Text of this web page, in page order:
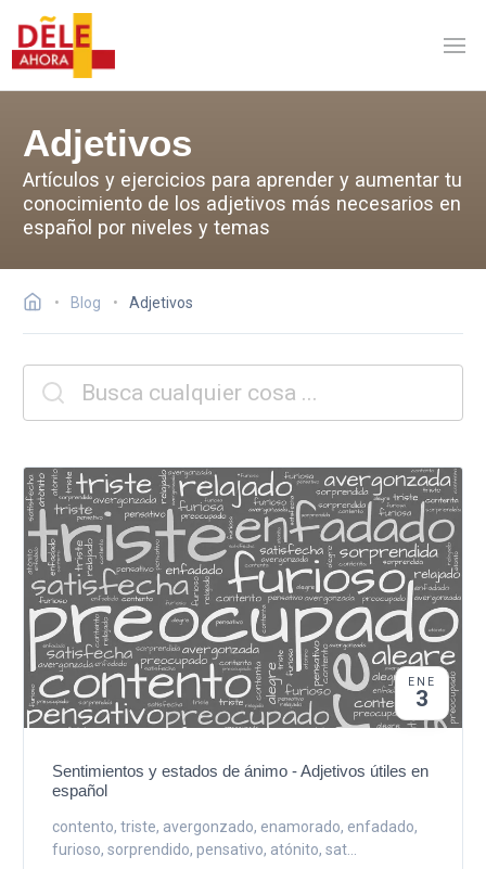
Adjetivos
Artículos y ejercicios para aprender y aumentar tu
conocimiento de los adjetivos más necesarios en
español por niveles y temas
Blog Adjetivos
ENE
3
Sentimientos y estados de ánimo - Adjetivos útiles en
español
contento, triste, avergonzado, enamorado, enfadado,
furioso, sorprendido, pensativo, atónito, sat...